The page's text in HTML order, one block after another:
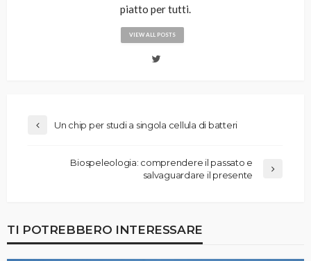
piatto per tutti.
VIEW ALL POSTS
Un chip per studi a singola cellula di batteri
Biospeleologia: comprendere il passato e
salvaguardare il presente
TI POTREBBERO INTERESSARE